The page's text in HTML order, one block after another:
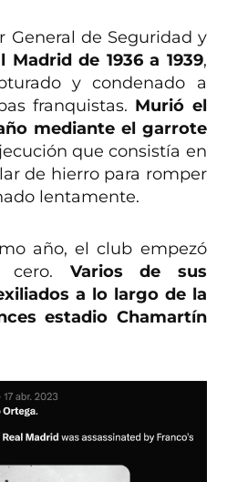
de Seguridad y
Madrid de 1936 a 1939,
y condenado a
franquistas. Murió el
mediante el garrote
que consistía en
de hierro para romper
lentamente.
año, el club empezó
cero. Varios de sus
a lo largo de la
estadio Chamartín